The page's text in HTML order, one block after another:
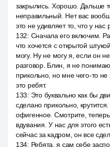
закрылись. Хорошо. Дальше
неправильный. Нет вас
это не удивляет то, что у нас
132: Сначала его включим.
что хочется с открытой
могу. Ну не могу я, если он не
разговор. Блин, я не
прикольно, но мне чего-то не
это ребят.
133: Это буквально как бы
сделано прикольно,
офигенное. Смотрите,
вдувания. У нас для этого
сейчас за кадром, он все
134: Ребята, я сам себе